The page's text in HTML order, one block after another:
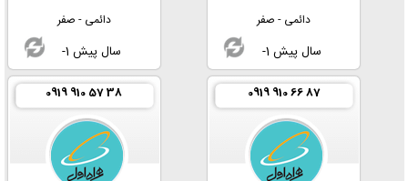
دائمی - صفر
-1 سال پیش
دائمی - صفر
-1 سال پیش
0919 910 66 87
0919 910 57 38